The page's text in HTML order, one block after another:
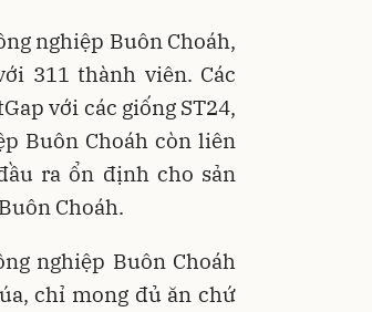
nghiệp Buôn Choáh,
311 thành viên. Các
với các giống ST24,
Buôn Choáh còn liên
ra ổn định cho sản
Choáh.
nghiệp Buôn Choáh
chỉ mong đủ ăn chứ